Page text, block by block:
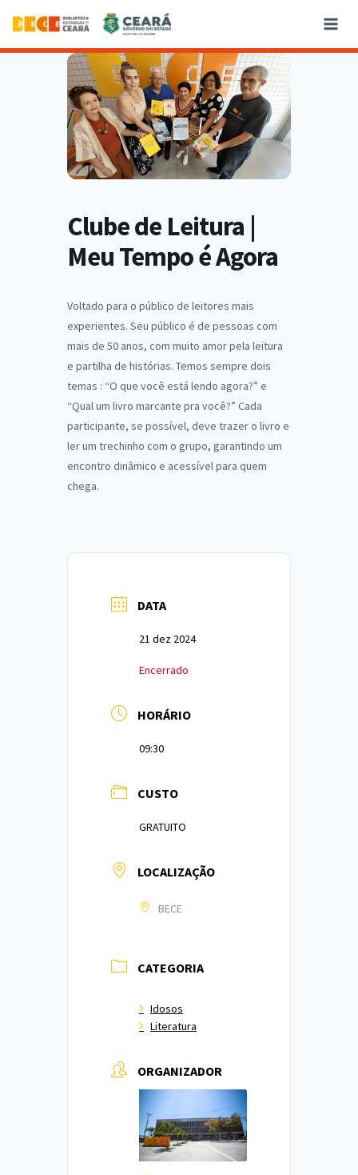
Clube de Leitura |
Meu Tempo é Agora
Voltado para o público de leitores mais
experientes. Seu público é de pessoas com
mais de 50 anos, com muito amor pela leitura
e partilha de histórias. Temos sempre dois
temas : “O que você está lendo agora?” e
“Qual um livro marcante pra você?” Cada
participante, se possível, deve trazer o livro e
ler um trechinho com o grupo, garantindo um
encontro dinâmico e acessível para quem
chega.
DATA
21 dez 2024
Encerrado
HORÁRIO
09:30
CUSTO
GRATUITO
LOCALIZAÇÃO
BECE
CATEGORIA
Idosos
Literatura
ORGANIZADOR